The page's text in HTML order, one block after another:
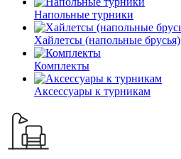
Напольные турники
Хайлетсы (напольные брусья)
Комплекты
Аксессуары к турникам